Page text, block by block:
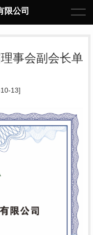
限公司
事会副会长单
13]